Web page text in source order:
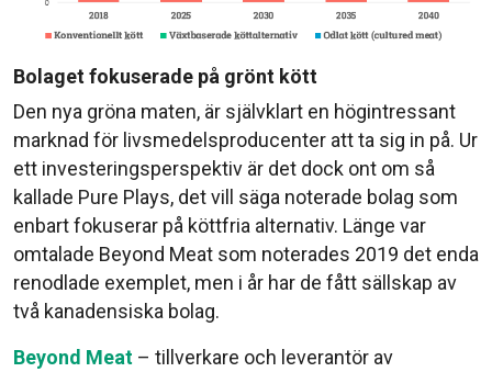
Bolaget fokuserade på grönt kött
Den nya gröna maten, är självklart en högintressant
marknad för livsmedelsproducenter att ta sig in på. Ur
ett investeringsperspektiv är det dock ont om så
kallade Pure Plays, det vill säga noterade bolag som
enbart fokuserar på köttfria alternativ. Länge var
omtalade Beyond Meat som noterades 2019 det enda
renodlade exemplet, men i år har de fått sällskap av
två kanadensiska bolag.
Beyond Meat – tillverkare och leverantör av